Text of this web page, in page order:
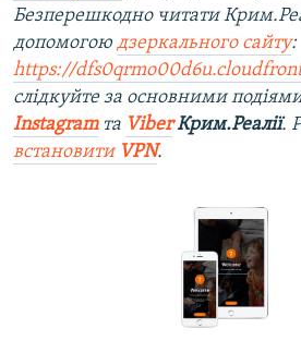
Безперешкодно читати
допомогою дзеркального сайту:
https://
слідкуйте за основними
Instagramта ViberКрим.Реалії.
встановити VPN.